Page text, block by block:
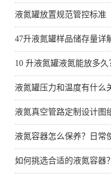
液氮罐放置规范管控标准
47升液氮罐样品储存量详
10 升液氮罐液氮能放多
液氮罐压力和温度有什么
液氮真空管路定制设计图
液氮容器怎么保养？日常
如何挑选合适的液氮容器